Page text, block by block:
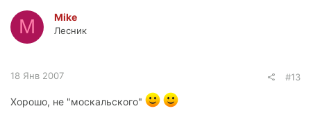
M Mike
Лесник
18 Янв 2007 #13
Хорошо, не "москальского"